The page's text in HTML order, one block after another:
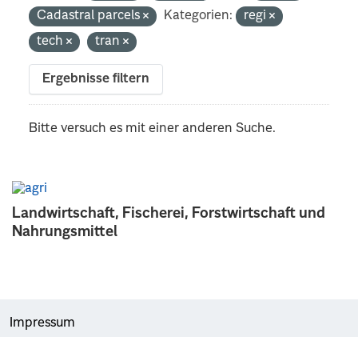
Landwirtschaft, Fischerei, Forstwirtschaft und
Nahrungsmittel
Cadastral parcels
Kategorien:
regi
tech
tran
Ergebnisse filtern
Bitte versuch es mit einer anderen Suche.
Impressum